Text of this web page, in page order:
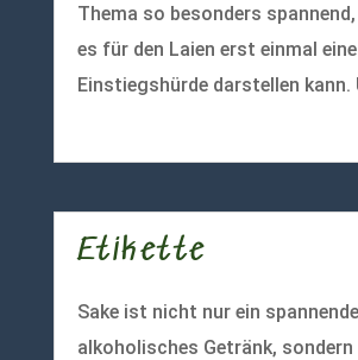
Thema so besonders
es für den Laien erst einmal eine
Einstiegshürde darstellen kann.
Etikette
Sake ist nicht nur ein
alkoholisches Getränk, sondern